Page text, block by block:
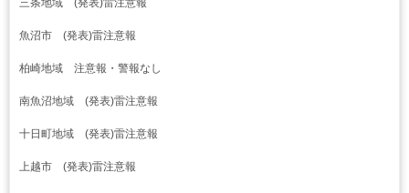
三条地域 (発表)雷注意報
魚沼市 (発表)雷注意報
柏崎地域 注意報・警報なし
南魚沼地域 (発表)雷注意報
十日町地域 (発表)雷注意報
上越市 (発表)雷注意報